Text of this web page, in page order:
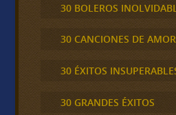
30 BOLEROS
30 CANCIONES DE AMOR
30 ÉXITOS
30 GRANDES ÉXITOS